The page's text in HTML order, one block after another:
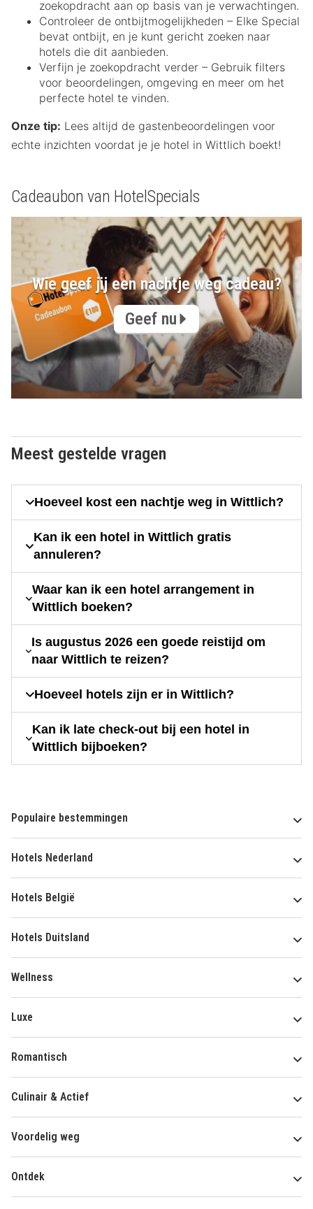
zoekopdracht aan op basis van je verwachtingen.
Controleer de ontbijtmogelijkheden – Elke Special
bevat ontbijt, en je kunt gericht zoeken naar
hotels die dit aanbieden.
Verfijn je zoekopdracht verder – Gebruik filters
voor beoordelingen, omgeving en meer om het
perfecte hotel te vinden.
Onze tip: Lees altijd de gastenbeoordelingen voor
echte inzichten voordat je je hotel in Wittlich boekt!
Cadeaubon van HotelSpecials
Wie geef jij een nachtje weg cadeau?
Geef nu
Meest gestelde vragen
Hoeveel kost een nachtje weg in Wittlich?
Kan ik een hotel in Wittlich gratis
annuleren?
Waar kan ik een hotel arrangement in
Wittlich boeken?
Is augustus 2026 een goede reistijd om
naar Wittlich te reizen?
Hoeveel hotels zijn er in Wittlich?
Kan ik late check-out bij een hotel in
Wittlich bijboeken?
Populaire bestemmingen
Hotels Nederland
Hotels België
Hotels Duitsland
Wellness
Luxe
Romantisch
Culinair & Actief
Voordelig weg
Ontdek